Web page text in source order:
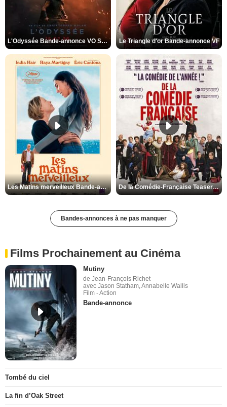
L'Odyssée Bande-annonce VO STFR Le Triangle d'or Bande-annonce VF
Les Matins merveilleux Bande-annonce VF De la Comédie-Française Teaser VF
Bandes-annonces à ne pas manquer
Films Prochainement au Cinéma
Mutiny
de Jean-François Richet
avec Jason Statham, Annabelle Wallis
Film - Action
Bande-annonce
Tombé du ciel
La fin d’Oak Street